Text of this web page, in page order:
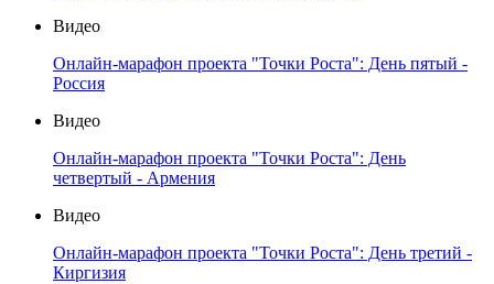
Видео
Онлайн-марафон проекта "Точки Роста": День пятый -
Россия
Видео
Онлайн-марафон проекта "Точки Роста": День
четвертый - Армения
Видео
Онлайн-марафон проекта "Точки Роста": День третий -
Киргизия